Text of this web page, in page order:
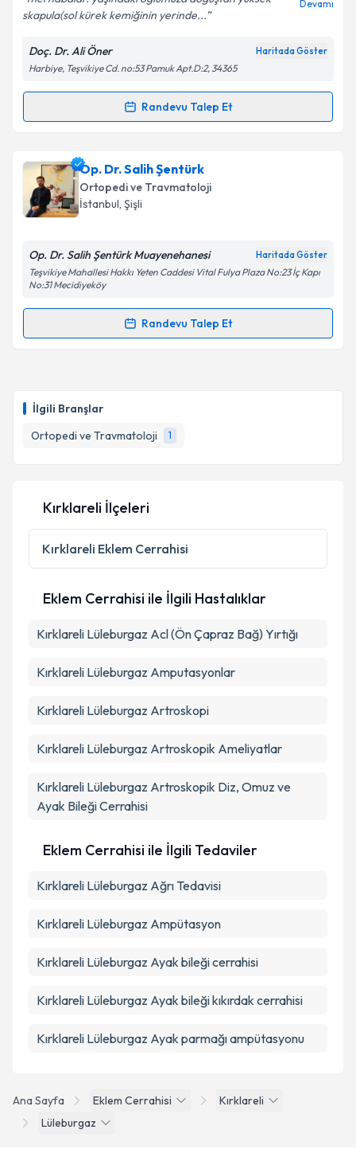
İlgili Branşlar
Ortopedi ve Travmatoloji
1
Kişisel verilerimin işlenmesine ilişkin
Metni'ni okudum ve kişisel verilerimin belirtilen
kapsamda işlenmesini kabul ediyorum.
skapula(sol kürek kemiğinin yerinde...
Devamı
Doç. Dr. Ali Öner Haritada Göster
Harbiye, Teşvikiye Cd. no:53 Pamuk Apt.D:2, 34365
Randevu Talep Et
Randevu Takvimi Talebi
Doç. Dr. Ali Öneriçin randevu takvimi talebi
oluşturun. Size bu uzmandan randevu almanız için bir
takvim hazırlandığında e-posta ile bilgilendireceğiz.
Kişisel verilerimin işlenmesine ilişkinAydınlatma
'ni okudum ve kişisel verilerimin belirtilen
kapsamda işlenmesini kabul ediyorum.
Takvim Talebini Gönder
Op. Dr. Salih Şentürk
Ortopedi ve Travmatoloji
İstanbul, Şişli
Op. Dr. Salih Şentürk Muayenehanesi Haritada Göster
Teşvikiye Mahallesi Hakkı Yeten Caddesi Vital Fulya Plaza No:23 İç Kapı
No:31 Mecidiyeköy
Randevu Talep Et
Randevu Takvimi Talebi
takvim hazırlandığında e-posta ile bilgilendireceğiz.
Kişisel verilerimin işlenmesine ilişkinAydınlatma
Metni'ni okudum ve kişisel verilerimin belirtilen
kapsamda işlenmesini kabul ediyorum.
Takvim Talebini Gönder
Ana Sayfa Eklem Cerrahisi
Kırklareli
Lüleburgaz
Kırklareli İlçeleri
Kırklareli Eklem Cerrahisi
Eklem Cerrahisi ile İlgili Hastalıklar
Kırklareli Lüleburgaz Acl (Ön Çapraz Bağ) Yırtığı
Kırklareli Lüleburgaz Amputasyonlar
Kırklareli Lüleburgaz Artroskopi
Kırklareli Lüleburgaz Artroskopik Ameliyatlar
Kırklareli Lüleburgaz Artroskopik Diz, Omuz ve
Ayak Bileği Cerrahisi
Eklem Cerrahisi ile İlgili Tedaviler
Kırklareli Lüleburgaz Ağrı Tedavisi
Kırklareli Lüleburgaz Ampütasyon
Kırklareli Lüleburgaz Ayak bileği cerrahisi
Kırklareli Lüleburgaz Ayak bileği kıkırdak cerrahisi
Kırklareli Lüleburgaz Ayak parmağı ampütasyonu